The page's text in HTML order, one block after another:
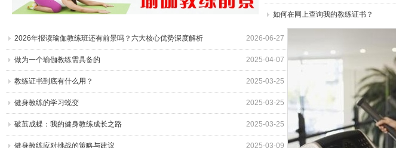
如何在网上查询我的教练证书？
2026年报读瑜伽教练班还有前景吗？六大核心优势深度解析 2026-06-27
做为一个瑜伽教练需具备的 2025-04-07
教练证书到底有什么用？ 2025-03-25
健身教练的学习蜕变 2025-03-25
破茧成蝶：我的健身教练成长之路 2025-03-25
健身教练应对挑战的策略与建议 2025-03-09